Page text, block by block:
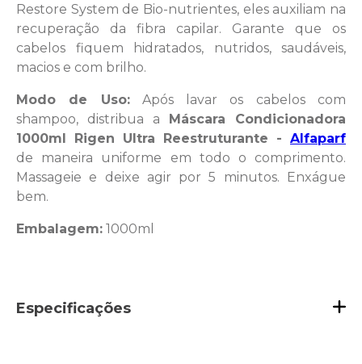
Restore System de Bio-nutrientes, eles auxiliam na
recuperação da fibra capilar. Garante que os
cabelos fiquem hidratados, nutridos, saudáveis,
macios e com brilho.
Modo de Uso:Após lavar os cabelos com
shampoo, distribua a Máscara Condicionadora
1000ml Rigen Ultra Reestruturante - Alfaparf
de maneira uniforme em todo o comprimento.
Massageie e deixe agir por 5 minutos. Enxágue
bem.
Embalagem: 1000ml
Especificações